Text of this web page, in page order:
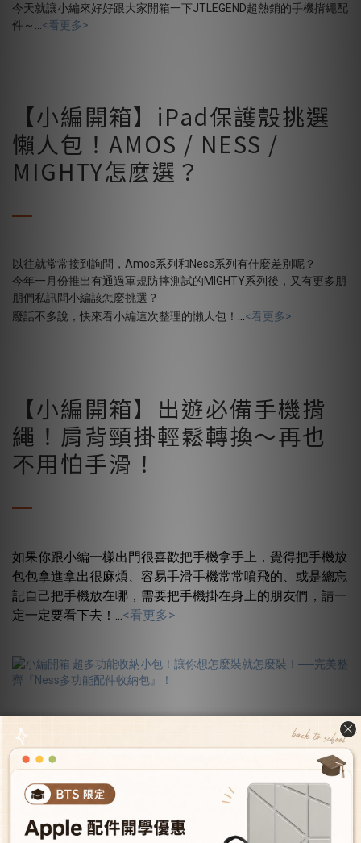
今天就讓小編來好好跟大家開箱一下JTLEGEND超熱銷的手機揹繩配
件～... <看更多>
【小編開箱】iPad保護殼挑選
懶人包！AMOS / NESS /
MIGHTY怎麼選？
以往就常常接到詢問，Amos系列和Ness系列有什麼差別呢？
今年一月份推出有通過軍規防摔測試的MIGHTY系列後，又有更多朋
朋們私訊問小編該怎麼挑選？
廢話不多說，快來看小編這次整理的懶人包！
<看更多>
【小編開箱】出遊必備手機揹
繩！肩背頸掛輕鬆轉換～再也
不用怕手滑！
如果你跟小編一樣出門很喜歡把手機拿手上，覺得把手機放
包包拿進拿出很麻煩、容易手滑手機常常噴飛的、或是總忘
記自己把手機放在哪，需要把手機掛在身上的朋友們，請一
定一定要看下去！... <看更多>
【小編開箱】超多功能收納小
包！讓你想怎麼裝就怎麼裝！
──完美整齊『Ness多功能配
件收納包』！